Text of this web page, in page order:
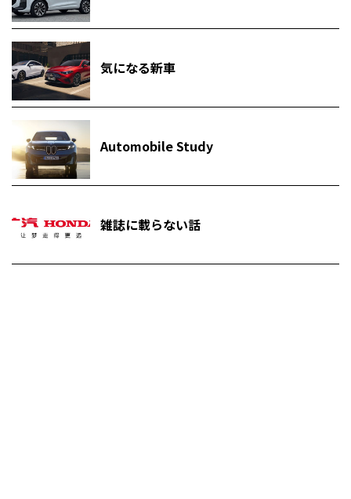
気になる新車
Automobile Study
雑誌に載らない話